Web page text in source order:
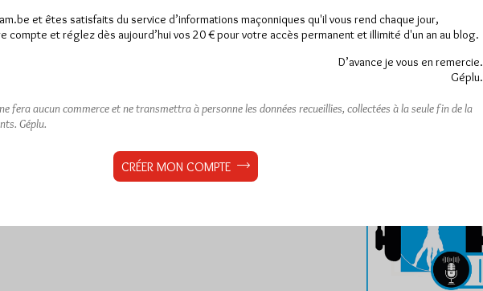
et êtes satisfaits du service d’informations maçonniques qu'il vous rend chaque jour,
compte et réglez dès aujourd’hui vos 20 € pour votre accès permanent et illimité d'un an au blog.
D’avance je vous en remercie.
Géplu.
fera aucun commerce et ne transmettra à personne les données recueillies, collectées à la seule fin de la
Géplu.
CRÉER MON COMPTE